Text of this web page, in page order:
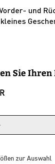
und
Sie Ihren
zur Auswahl